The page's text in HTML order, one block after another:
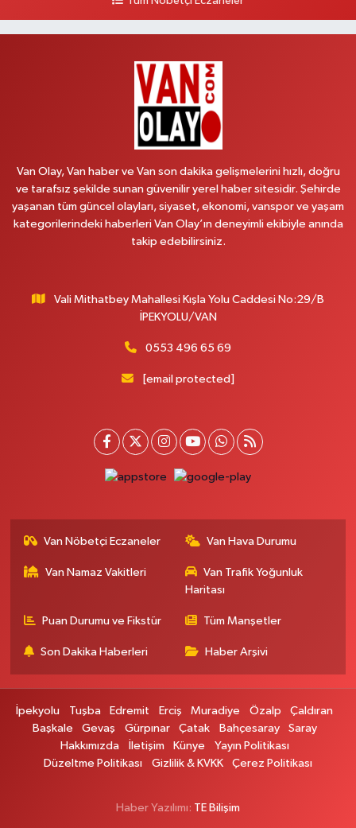
HEKİM HASTANESİ ACİL KARŞISI
Yol Tarifi Al
MAHMUDİYE MAH.ATATÜRK CAD.NO:17B
0 (531) 621 69 65 Yol Tarifi Al
Onay Eczanesi
Yenı Derman Eczanesi
Akdamar Hastanesi Acil yanı. İpekyolu. Hatuniye mahallesi terzioğlu, Eski
Yol Tarifi Al
Kışla Mah.Çınarlı Cad.1038 Sk.No:93 3-4
0 (432) 354 37 36 Yol Tarifi Al
BAHÇELİEVLER MAH.MUSLİH GÖRENTAŞ BULVARI NO:57Çağdaş fırının
0 (501) 322 00 65 Yol Tarifi Al
VANYOLU CADDESİ NO:42
0 (532) 689 22 50 Yol Tarifi Al
Van Olay, Van haber ve Van son dakika gelişmelerini hızlı, doğru
ve tarafsız şekilde sunan güvenilir yerel haber sitesidir. Şehirde
yaşanan tüm güncel olayları, siyaset, ekonomi, vanspor ve yaşam
kategorilerindeki haberleri Van Olay’ın deneyimli ekibiyle anında
takip edebilirsiniz.
Vali Mithatbey Mahallesi Kışla Yolu Caddesi No:29/B
İPEKYOLU/VAN
0553 496 65 69
[email protected]
Van Nöbetçi Eczaneler Van Hava Durumu
Van Namaz Vakitleri
Van Trafik Yoğunluk
Haritası
Puan Durumu ve Fikstür Tüm Manşetler
Son Dakika Haberleri Haber Arşivi
İpekyolu Tuşba Edremit Erciş Muradiye Özalp
Çaldıran
Başkale
Gevaş Gürpınar Çatak Bahçesaray
Saray
Hakkımızda
İletişim Künye
Yayın Politikası
Düzeltme Politikası
Gizlilik & KVKK Çerez Politikası
Haber Yazılımı: TE Bilişim